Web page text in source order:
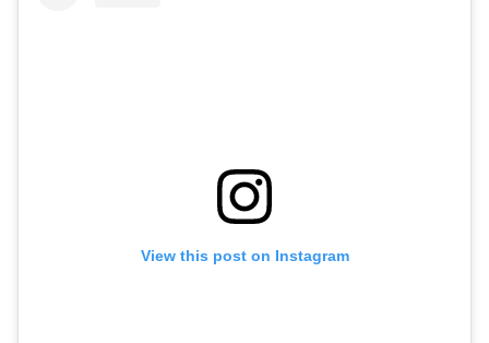
View this post on Instagram